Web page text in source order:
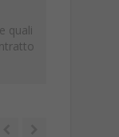
at
quali